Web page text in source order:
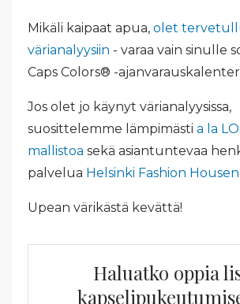
Mikäli kaipaat apua, olet
värianalyysiin - varaa vain sinulle
Caps Colors® -
Jos olet jo käynyt värianalyysissa,
suosittelemme lämpimästi a la
mallistoa sekä asiantuntevaa
palvelua Helsinki Fashion
Upean värikästä kevättä!
Haluatko oppia